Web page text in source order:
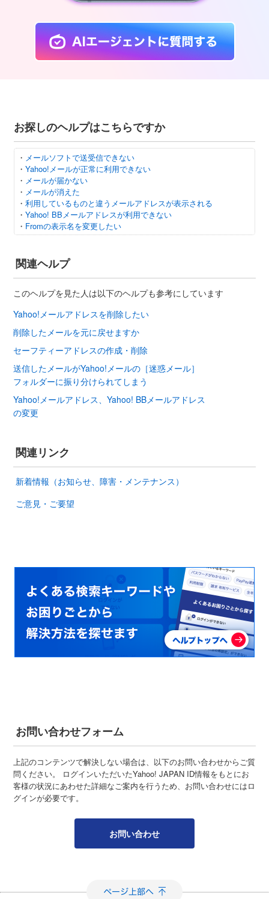
お探しのヘルプはこちらですか
・ メールソフトで送受信できない
・ Yahoo!メールが正常に利用できない
・ メールが届かない
・ メールが消えた
・ 利用しているものと違うメールアドレスが表示される
・ Yahoo! BBメールアドレスが利用できない
・ Fromの表示名を変更したい
関連ヘルプ
このヘルプを見た人は以下のヘルプも参考にしています
Yahoo!メールアドレスを削除したい
削除したメールを元に戻せますか
セーフティーアドレスの作成・削除
送信したメールがYahoo!メールの［迷惑メール］
フォルダーに振り分けられてしまう
Yahoo!メールアドレス、Yahoo! BBメールアドレス
の変更
関連リンク
新着情報（お知らせ、障害・メンテナンス）
ご意見・ご要望
お問い合わせフォーム
上記のコンテンツで解決しない場合は、以下のお問い合わせからご質
問ください。 ログインいただいたYahoo! JAPAN ID情報をもとにお
客様の状況にあわせた詳細なご案内を行うため、お問い合わせにはロ
グインが必要です。
お問い合わせ